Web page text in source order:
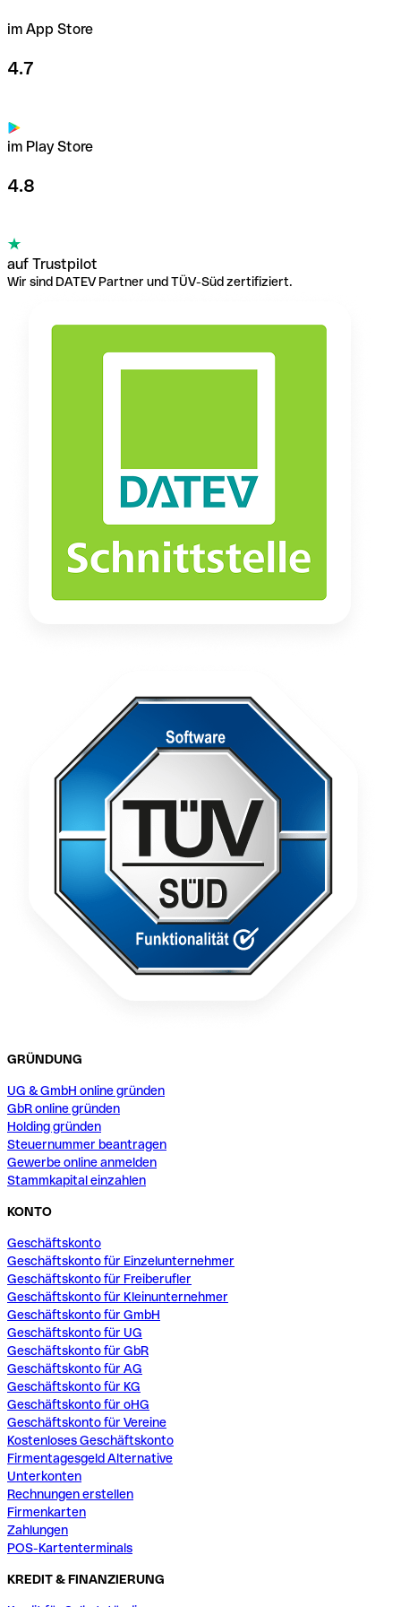
im App Store
4.7
im Play Store
4.8
auf Trustpilot
Wir sind DATEV Partner und TÜV-Süd zertifiziert.
GRÜNDUNG
UG & GmbH online gründen
GbR online gründen
Holding gründen
Steuernummer beantragen
Gewerbe online anmelden
Stammkapital einzahlen
KONTO
Geschäftskonto
Geschäftskonto für Einzelunternehmer
Geschäftskonto für Freiberufler
Geschäftskonto für Kleinunternehmer
Geschäftskonto für GmbH
Geschäftskonto für UG
Geschäftskonto für GbR
Geschäftskonto für AG
Geschäftskonto für KG
Geschäftskonto für oHG
Geschäftskonto für Vereine
Kostenloses Geschäftskonto
Firmentagesgeld Alternative
Unterkonten
Rechnungen erstellen
Firmenkarten
Zahlungen
POS-Kartenterminals
KREDIT & FINANZIERUNG